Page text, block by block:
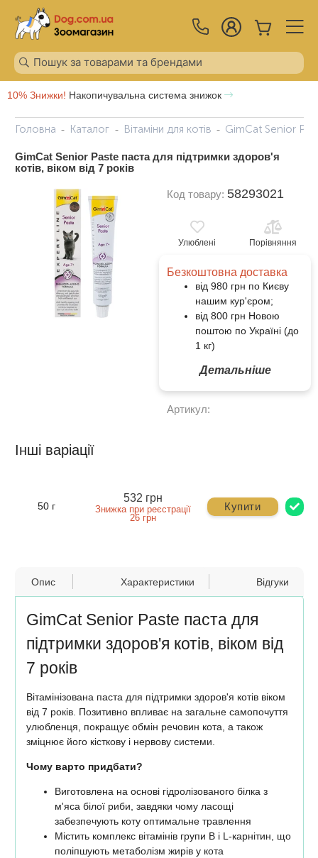
10% Знижки! Накопичувальна система знижок
Головна Каталог Вітаміни для котів GimCat Senior
GimCat Senior Paste паста для підтримки здоров'я
котів, віком від 7 років
Код товару: 58293021
Улюблені Порівняння
Безкоштовна доставка
від 980 грн по Києву
нашим кур'єром;
від 800 грн Новою
поштою по Україні (до
1 кг)
Детальніше
Артикул:
Інші варіації
50 г
532 грн
Знижка при реєстрації
26 грн
Купити
Опис Характеристики Відгуки
GimCat Senior Paste паста для
підтримки здоров'я котів, віком від
7 років
Вітамінізована паста для підтримки здоров'я котів віком
від 7 років. Позитивно впливає на загальне самопочуття
улюбленця, покращує обмін речовин кота, а також
зміцнює його кісткову і нервову системи.
Чому варто придбати?
Виготовлена на основі гідролізованого білка з
м'яса білої риби, завдяки чому ласощі
забезпечують коту оптимальне травлення
Містить комплекс вітамінів групи В і L-карнітин, що
поліпшують метаболізм жирів у кота